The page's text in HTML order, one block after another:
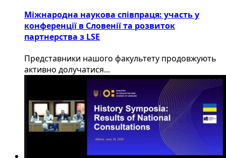
Міжнародна наукова співпраця: участь у
конференції в Словенії та розвиток
партнерства з LSE
​Представники нашого факультету продовжують
активно долучатися...